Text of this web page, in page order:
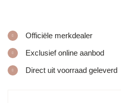
Officiële merkdealer
Exclusief online aanbod
Direct uit voorraad geleverd